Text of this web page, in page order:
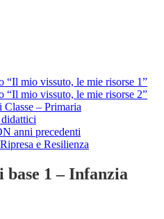
“Il mio vissuto, le mie risorse 1”
“Il mio vissuto, le mie risorse 2”
– Primaria
anni precedenti
e Resilienza
base 1 – Infanzia